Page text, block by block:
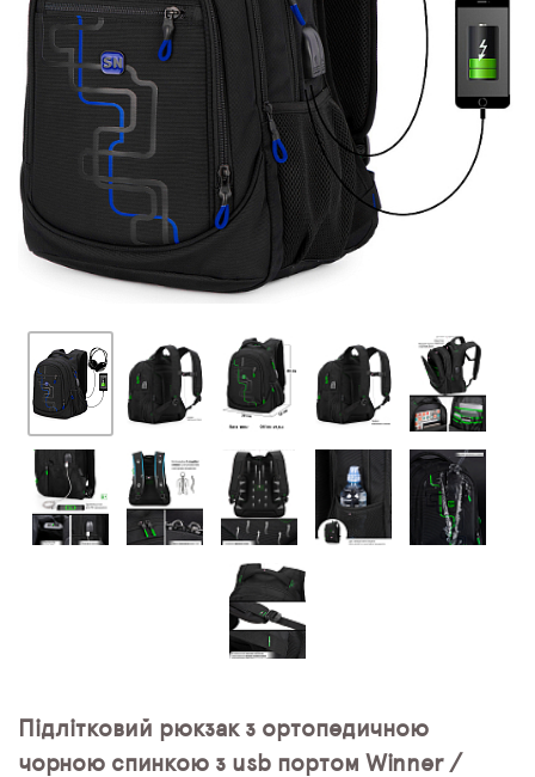
SKYNAME
РОЗПРОДАЖ
Підлітковий рюкзак з ортопедичною
чорною спинкою з usb портом Winner /